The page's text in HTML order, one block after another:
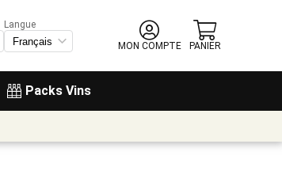
Packs Vins
Langue
MON COMPTE
PANIER